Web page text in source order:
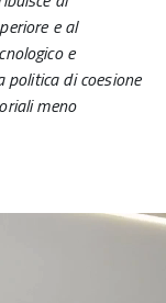
e al
e
politica di coesione
meno